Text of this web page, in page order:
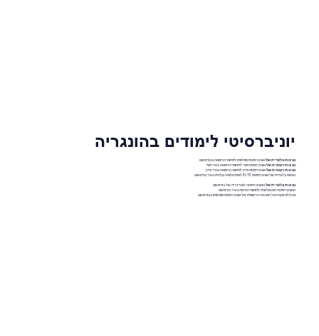
יוניברסיטי לימודים בהונגריה
נציגות בלעדית שלאוניברסיטת סמלוויס לתחומי הרפואה בבודפשט
נציגות רשמית שלאוניברסיטת סגד לתחומי הרפואה בעיר סגד
נציגות רשמית שלאוניברסיטת פייץ לתחומי הרפואה בעיר פייץ
נציגות בלעדית של אוניברסיטת ELTE לפסיכולוגיה קלינית בעיר בודפשט
נציגות בלעדית שלהאוניברסיטה לוטרינריה של בודפשט
האוניברסיטה הטכנולוגית לתחומי הנדסה בעיר בודפשט
מכללת מקדניאל המכינה הרשמית של אוניברסיטת סמלוויס בבודפשט